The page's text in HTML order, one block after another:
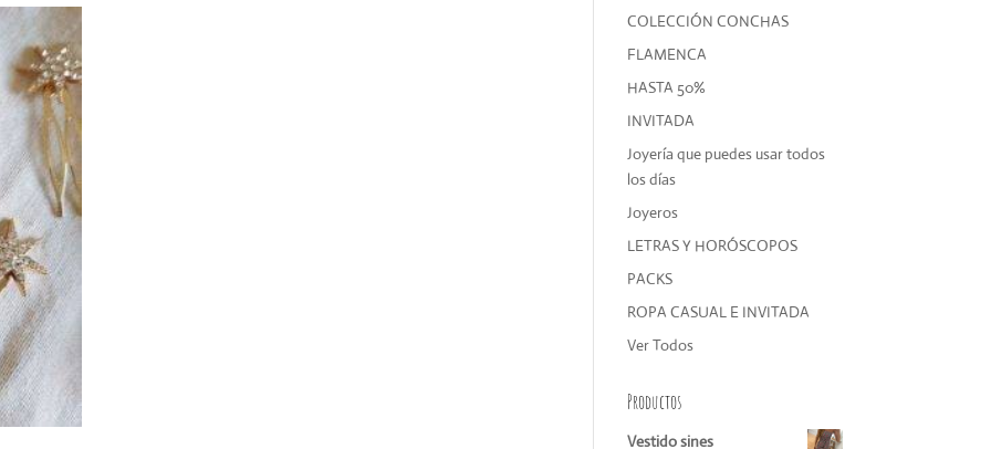
COLECCIÓN CONCHAS
FLAMENCA
HASTA 50%
INVITADA
Joyería que puedes usar todos
los días
Joyeros
LETRAS Y HORÓSCOPOS
PACKS
ROPA CASUAL E INVITADA
Ver Todos
Productos
Vestido sines